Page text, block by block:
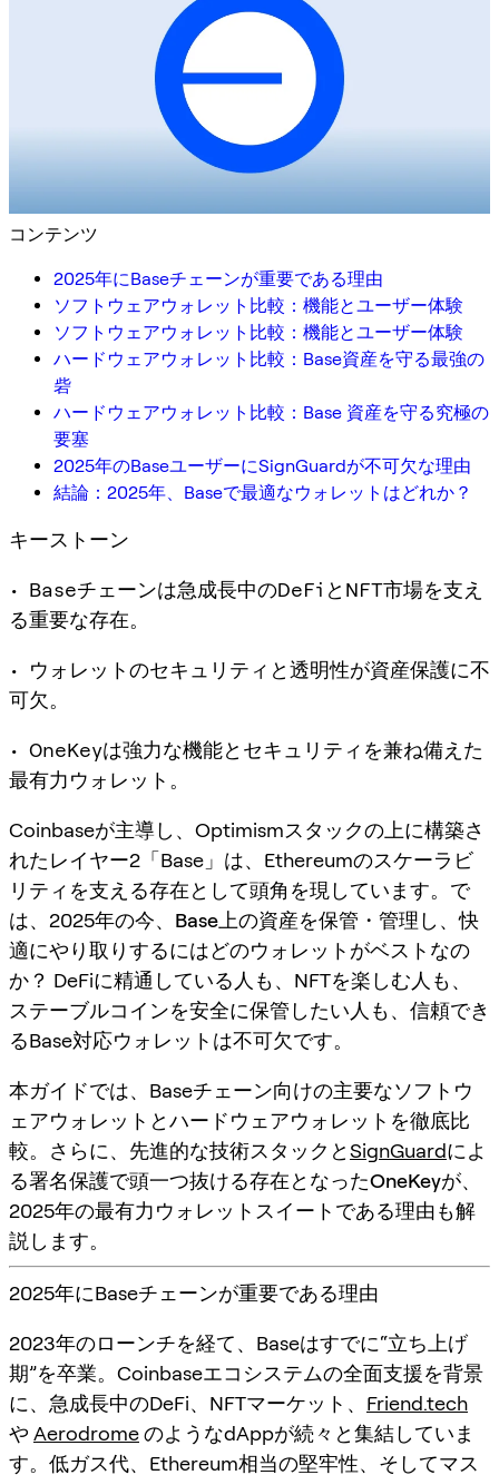
コンテンツ
2025年にBaseチェーンが重要である理由
ソフトウェアウォレット比較：機能とユーザー体験
ソフトウェアウォレット比較：機能とユーザー体験
ハードウェアウォレット比較：Base資産を守る最強の
砦
ハードウェアウォレット比較：Base 資産を守る究極の
要塞
2025年のBaseユーザーにSignGuardが不可欠な理由
結論：2025年、Baseで最適なウォレットはどれか？
キーストーン
• Baseチェーンは急成長中のDeFiとNFT市場を支え
る重要な存在。
• ウォレットのセキュリティと透明性が資産保護に不
可欠。
• OneKeyは強力な機能とセキュリティを兼ね備えた
最有力ウォレット。
Coinbaseが主導し、Optimismスタックの上に構築さ
れたレイヤー2「Base」は、Ethereumのスケーラビ
リティを支える存在として頭角を現しています。で
は、2025年の今、 Base上の資産を保管・管理し、快
適にやり取りするにはどのウォレットがベストなの
か？ DeFiに精通している人も、NFTを楽しむ人も、
ステーブルコインを安全に保管したい人も、信頼でき
るBase対応ウォレットは不可欠です。
本ガイドでは、Baseチェーン向けの主要なソフトウ
ェアウォレット とハードウェアウォレット を徹底比
較。さらに、先進的な技術スタックとSignGuardによ
る署名保護で頭一つ抜ける存在となったOneKeyが、
2025年の最有力ウォレットスイートである理由も解
説します。
2025年にBaseチェーンが重要である理由
2023年のローンチを経て、Baseはすでに“立ち上げ
期”を卒業。Coinbaseエコシステムの全面支援を背景
に、急成長中のDeFi、NFTマーケット、 Friend.tech
や AerodromeのようなdAppが続々と集結していま
す。低ガス代、Ethereum相当の堅牢性、そしてマス